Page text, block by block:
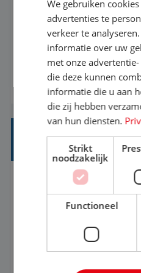
Met jouw ervaring in de
achtergrond in toerisme
volgende stap. Vanaf je
wereld over en speel je
wensen van je team, je
reiswereld gebeurt. Met
klanten te overtuigen
boeken! ...
BEKIJK VACATURE
REISADVISEUR
Aalsmeer, Noord-Holland,
33-36 uur
MBO
Een vakantie plannen is
het nu voor jezelf is, of
We gebruiken
advertenties te
verkeer te
informatie over uw
met onze
die deze kunnen
informatie die u aan
die zij hebben
van hun diensten.
Strikt
noodzakelijk
Functioneel